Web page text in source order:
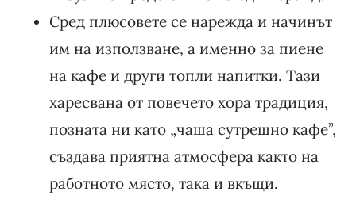
Сред плюсовете се нарежда и начинът
им на използване, а именно за пиене
на кафе и други топли напитки. Тази
харесвана от повечето хора традиция,
позната ни като „чаша сутрешно кафе”,
създава приятна атмосфера както на
работното място, така и вкъщи.